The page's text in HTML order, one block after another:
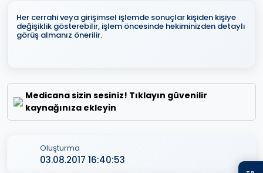
Her cerrahi veya girişimsel işlemde sonuçlar kişiden kişiye
değişiklik gösterebilir, işlem öncesinde hekiminizden detaylı
görüş almanız önerilir.
Medicana sizin sesiniz! Tıklayın güvenilir
kaynağınıza ekleyin
Oluşturma
03.08.2017 16:40:53